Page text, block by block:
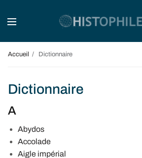
Accueil Dictionnaire
Dictionnaire
A
Abydos
Accolade
Aigle impérial